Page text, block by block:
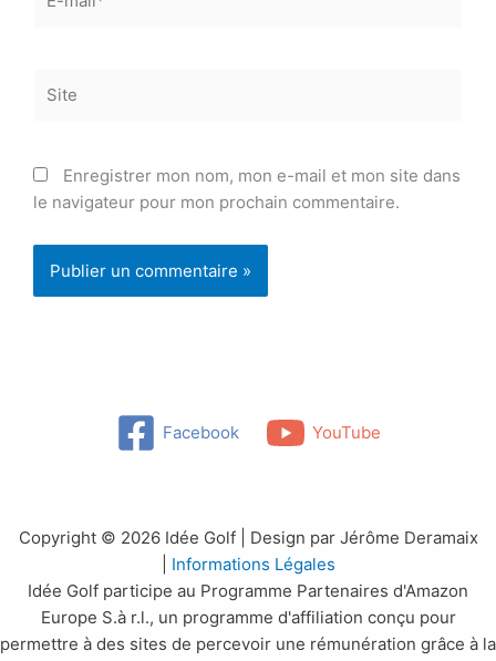
mail*
Enregistrer mon nom, mon e-mail et mon site dans
le navigateur pour mon prochain commentaire.
Facebook YouTube
Copyright © 2026 Idée Golf | Design par Jérôme Deramaix
Informations Légales
Idée Golf participe au Programme Partenaires d'Amazon
Europe S.à r.l., un programme d'affiliation conçu pour
permettre à des sites de percevoir une rémunération grâce à la